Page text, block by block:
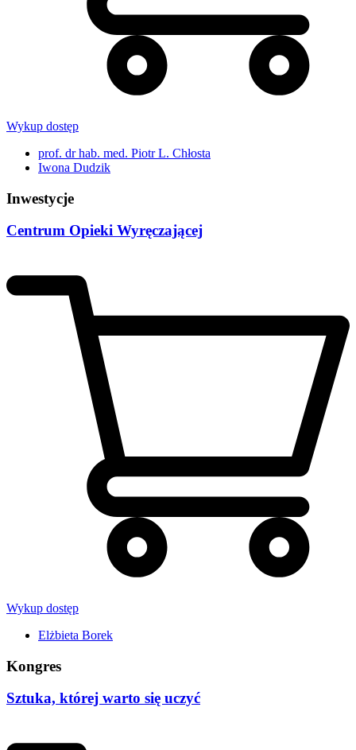
Wykup dostęp
prof. dr hab. med. Piotr L. Chłosta
Iwona Dudzik
Inwestycje
Centrum Opieki Wyręczającej
Wykup dostęp
Elżbieta Borek
Kongres
Sztuka, której warto się uczyć